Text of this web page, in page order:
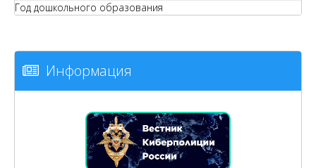
Год дошкольного образования
Информация